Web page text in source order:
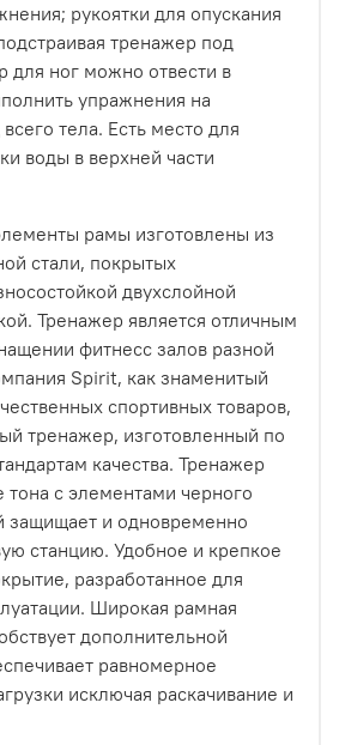
рукоятки для опускания
тренажер под
для ног можно отвести в
упражнения на
тела. Есть место для
воды в верхней части
рамы изготовлены из
стали, покрытых
двухслойной
Тренажер является отличным
фитнесс залов разной
Spirit, как знаменитый
спортивных товаров,
тренажер, изготовленный по
качества. Тренажер
с элементами черного
защищает и одновременно
станцию. Удобное и крепкое
разработанное для
Широкая рамная
дополнительной
равномерное
исключая раскачивание и